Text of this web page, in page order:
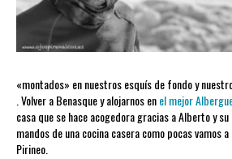
«montados» en nuestros esquís de fondo y
. Volver a Benasque y alojarnos enel mejor
casa que se hace acogedora gracias a Alberto y
mandos de una cocina casera como pocas vamos
Pirineo.